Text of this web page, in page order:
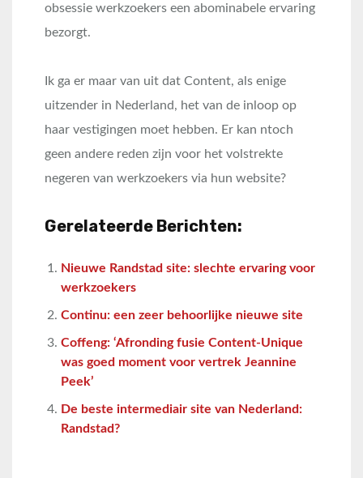
obsessie werkzoekers een abominabele ervaring
bezorgt.
Ik ga er maar van uit dat Content, als enige
uitzender in Nederland, het van de inloop op
haar vestigingen moet hebben. Er kan ntoch
geen andere reden zijn voor het volstrekte
negeren van werkzoekers via hun website?
Gerelateerde Berichten:
Nieuwe Randstad site: slechte ervaring voor
werkzoekers
Continu: een zeer behoorlijke nieuwe site
Coffeng: ‘Afronding fusie Content-Unique
was goed moment voor vertrek Jeannine
Peek’
De beste intermediair site van Nederland:
Randstad?